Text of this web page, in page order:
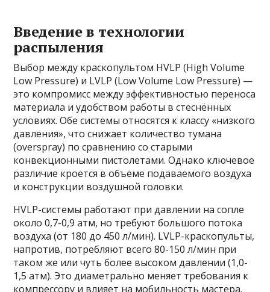
Введение в технологии
распыления
Выбор между краскопультом HVLP (High Volume
Low Pressure) и LVLP (Low Volume Low Pressure) —
это компромисс между эффективностью переноса
материала и удобством работы в стеснённых
условиях. Обе системы относятся к классу «низкого
давления», что снижает количество тумана
(overspray) по сравнению со старыми
конвекционными пистолетами. Однако ключевое
различие кроется в объёме подаваемого воздуха
и конструкции воздушной головки.
HVLP-системы работают при давлении на сопле
около 0,7-0,9 атм, но требуют большого потока
воздуха (от 180 до 450 л/мин). LVLP-краскопульты,
напротив, потребляют всего 80-150 л/мин при
таком же или чуть более высоком давлении (1,0-
1,5 атм). Это диаметрально меняет требования к
компрессору и влияет на мобильность мастера.